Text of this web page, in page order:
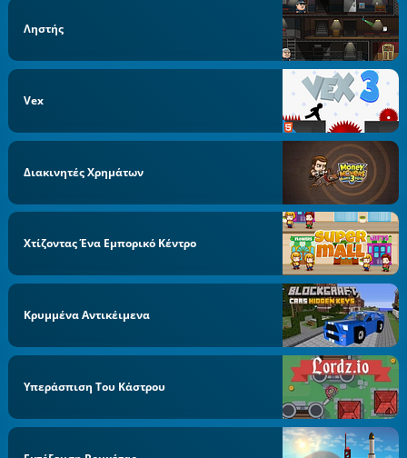
Ληστής
Vex
Διακινητές Χρημάτων
Χτίζοντας Ένα Εμπορικό Κέντρο
Κρυμμένα Αντικέιμενα
Υπεράσπιση Του Κάστρου